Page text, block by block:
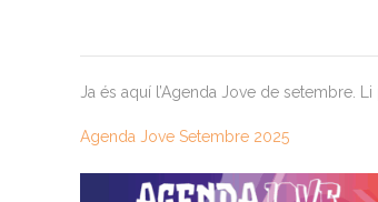
Ja és aquí l’Agenda Jove de setembre.
Agenda Jove Setembre 2025